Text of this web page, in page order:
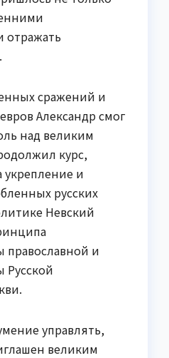
отражать
сражений и
Александр смог
над великим
курс,
и
русских
Невский
православной и
Русской
управлять,
великим